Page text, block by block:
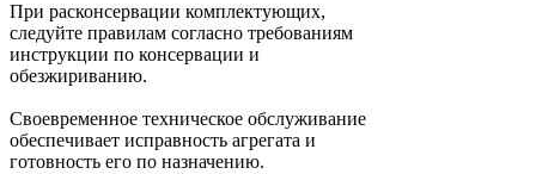
При расконсервации комплектующих,
следуйте правилам согласно требованиям
инструкции по консервации и
обезжириванию.
Своевременное техническое обслуживание
обеспечивает исправность агрегата и
готовность его по назначению.